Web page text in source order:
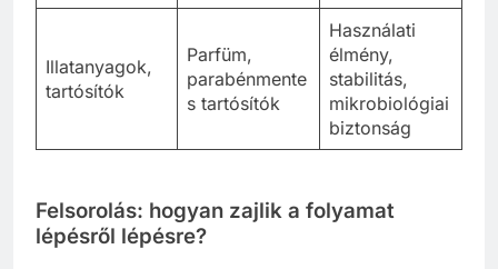
Illatanyagok,
tartósítók
Parfüm,
parabénmente
s tartósítók
Használati
élmény,
stabilitás,
mikrobiológiai
biztonság
Felsorolás: hogyan zajlik a folyamat
lépésről lépésre?